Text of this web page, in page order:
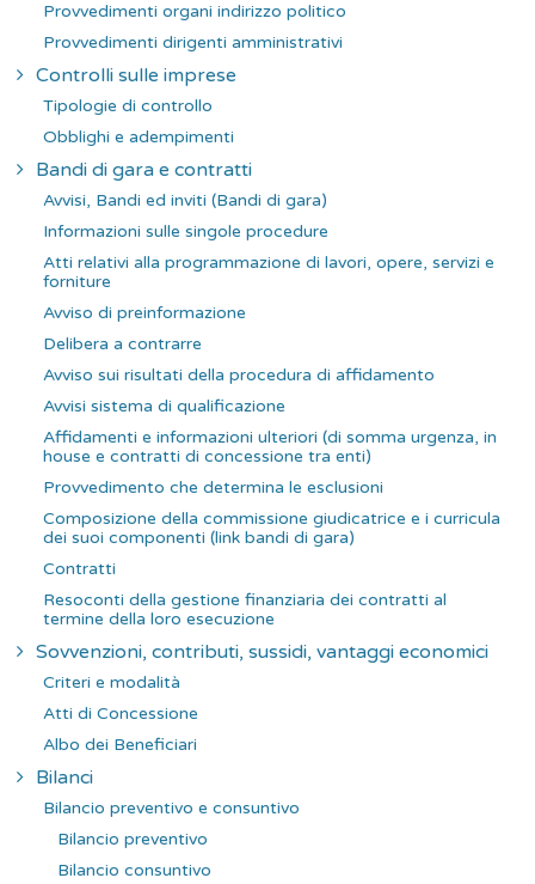
Provvedimenti organi indirizzo politico
Provvedimenti dirigenti amministrativi
Controlli sulle imprese
Tipologie di controllo
Obblighi e adempimenti
Bandi di gara e contratti
Avvisi, Bandi ed inviti (Bandi di gara)
Informazioni sulle singole procedure
Atti relativi alla programmazione di lavori, opere, servizi e
forniture
Avviso di preinformazione
Delibera a contrarre
Avviso sui risultati della procedura di affidamento
Avvisi sistema di qualificazione
Affidamenti e informazioni ulteriori (di somma urgenza, in
house e contratti di concessione tra enti)
Provvedimento che determina le esclusioni
Composizione della commissione giudicatrice e i curricula
dei suoi componenti (link bandi di gara)
Contratti
Resoconti della gestione finanziaria dei contratti al
termine della loro esecuzione
Sovvenzioni, contributi, sussidi, vantaggi economici
Criteri e modalità
Atti di Concessione
Albo dei Beneficiari
Bilanci
Bilancio preventivo e consuntivo
Bilancio preventivo
Bilancio consuntivo